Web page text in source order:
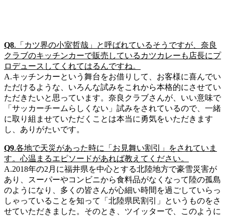
Q8.「カツ界の小室哲哉」と呼ばれているそうですが、奈良
クラブのキッチンカーで販売しているカツカレーも店長にプ
ロデュースしてくれてはるんですね。
A.キッチンカーという舞台をお借りして、お客様に喜んでい
ただけるような、いろんな試みをこれから本格的にさせてい
ただきたいと思っています。奈良クラブさんが、いい意味で
「サッカーチームらしくない」試みをされているので、一緒
に取り組ませていただくことは本当に勇気をいただきます
し、ありがたいです。
Q9.各地で天災があった時に「お見舞い割引」をされていま
す。心温まるエピソードがあれば教えてください。
A.2018年の2月に福井県を中心とする北陸地方で豪雪災害が
あり、スーパーやコンビニから食料品がなくなって陸の孤島
のようになり、多くの皆さんが心細い時間を過ごしていらっ
しゃっていることを知って「北陸県民割引」というものをさ
せていただきました。そのとき、ツイッターで、このように